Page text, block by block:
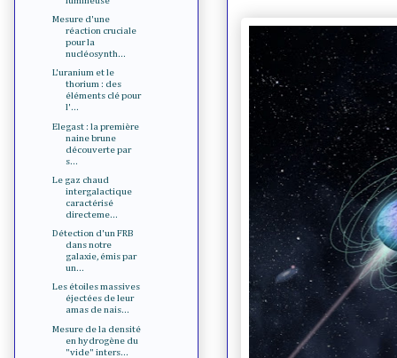
Mesure d'une
réaction cruciale
pour la
nucléosynth...
L'uranium et le
thorium : des
éléments clé pour
l'...
Elegast : la première
naine brune
découverte par
s...
Le gaz chaud
intergalactique
caractérisé
directeme...
Détection d'un FRB
dans notre
galaxie, émis par
un...
Les étoiles massives
éjectées de leur
amas de nais...
Mesure de la densité
en hydrogène du
"vide" inters...